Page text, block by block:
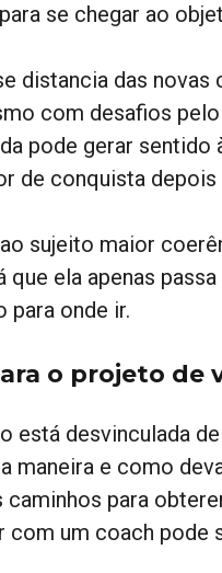
se chegar ao
distancia das
com desafios
pode gerar sentido
de conquista
sujeito maior
ela apenas
para onde ir.
o projeto de
está desvinculada
maneira e como
para
um coach pode